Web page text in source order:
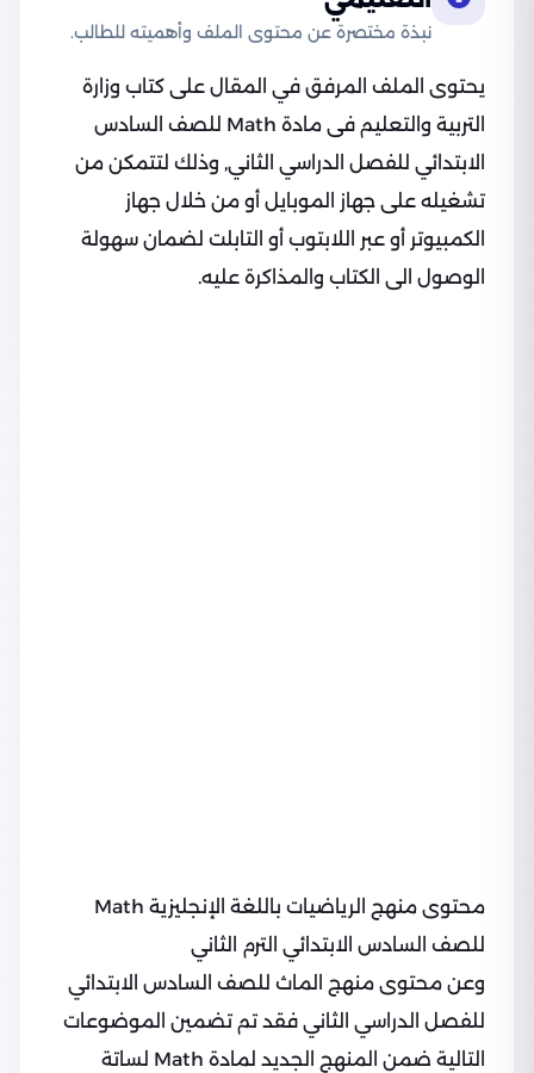
نبذة مختصرة عن محتوى الملف وأهميته للطالب.
يحتوى الملف المرفق في المقال على كتاب وزارة
التربية والتعليم فى مادة Math للصف السادس
الابتدائي للفصل الدراسي الثاني, وذلك لتتمكن من
تشغيله على جهاز الموبايل أو من خلال جهاز
الكمبيوتر أو عبر اللابتوب أو التابلت لضمان سهولة
الوصول الى الكتاب والمذاكرة عليه.
محتوى منهج الرياضيات باللغة الإنجليزية Math
للصف السادس الابتدائي الترم الثاني
وعن محتوى منهج الماث للصف السادس الابتدائي
للفصل الدراسي الثاني فقد تم تضمين الموضوعات
التالية ضمن المنهج الجديد لمادة Math لساتة